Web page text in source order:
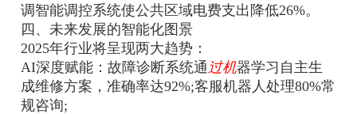
调智能调控系统使公共区域电费支出降低26%‌。
四、未来发展的智能化图景
2025年行业将呈现两大趋势：
‌AI深度赋能‌：故障诊断系统通 过机器学习自主生
成维修方案，准确率达92%;客服机器人处理80%常
规咨询‌;